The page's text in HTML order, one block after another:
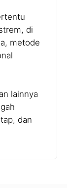
di
metode
lainnya
dan